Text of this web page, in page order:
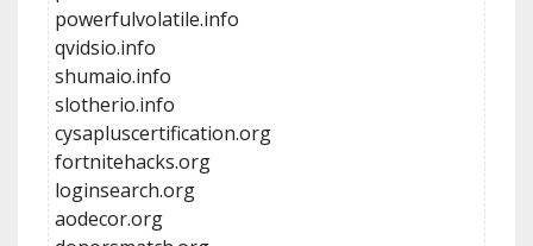
powerfulvolatile.info
qvidsio.info
shumaio.info
slotherio.info
cysapluscertification.org
fortnitehacks.org
loginsearch.org
aodecor.org